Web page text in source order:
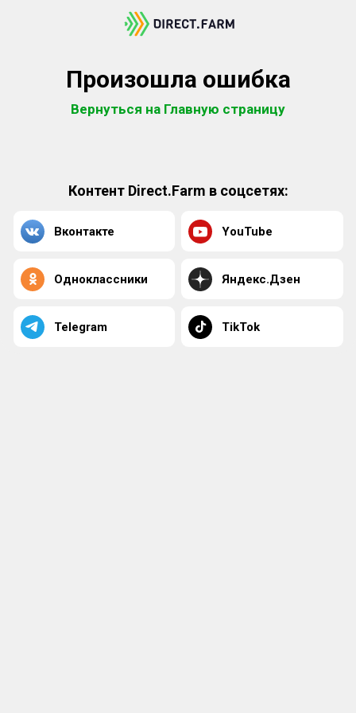
Произошла ошибка
Вернуться на Главную страницу
Контент Direct.Farm в соцсетях:
Вконтакте YouTube
Одноклассники Яндекс.Дзен
Telegram TikTok